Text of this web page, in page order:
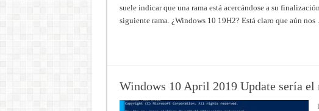
suele indicar que una rama está acercándose a su
siguiente rama. ¿Windows 10 19H2? Está claro que aún
Windows 10 April 2019 Update sería el